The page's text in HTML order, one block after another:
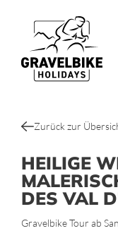
Zurück zur
HEILIGE
DES VAL
Gravelbike Tour ab